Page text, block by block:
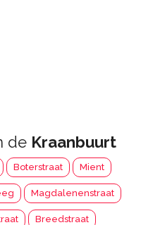
de Kraanbuurt
Boterstraat Mient
Magdalenenstraat
Breedstraat